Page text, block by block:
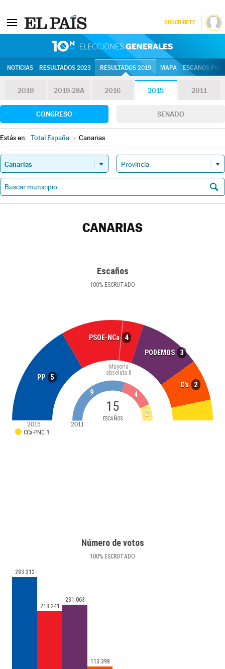
SUSCRÍBETE
NOTICIAS RESULTADOS 2023 RESULTADOS 2019 MAPA ESCAÑOS
2019 2019-28A 2016 2015 2011
CONGRESO SENADO
Estás en: Total España » Canarias
CANARIAS
Escaños
100% ESCRUTADO
PP 5
PSOE-NCa 4
PODEMOS 3
C's 2
15
ESCAÑOS
Mayoría
absoluta 8
CCa-PNC 1
9 4
2
2015 2011
Número de votos
100% ESCRUTADO
283.312
218.241
231.063
113.398